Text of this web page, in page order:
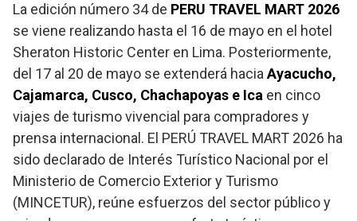
La edición número 34 de PERU TRAVEL MART 2026
se viene realizando hasta el 16 de mayo en el hotel
Sheraton Historic Center en Lima. Posteriormente,
del 17 al 20 de mayo se extenderá hacia Ayacucho,
Cajamarca, Cusco, Chachapoyas e Ica en cinco
viajes de turismo vivencial para compradores y
prensa internacional. El PERÚ TRAVEL MART 2026 ha
sido declarado de Interés Turístico Nacional por el
Ministerio de Comercio Exterior y Turismo
(MINCETUR), reúne esfuerzos del sector público y